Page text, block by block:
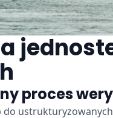
proces
do